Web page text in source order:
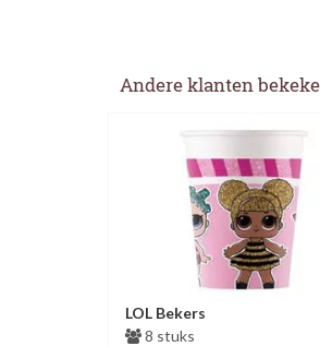
Andere klanten
LOL Bekers
8 stuks